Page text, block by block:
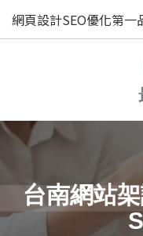
網頁設計SEO優化第一
台南網站